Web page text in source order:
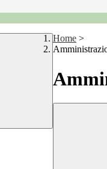
Home >